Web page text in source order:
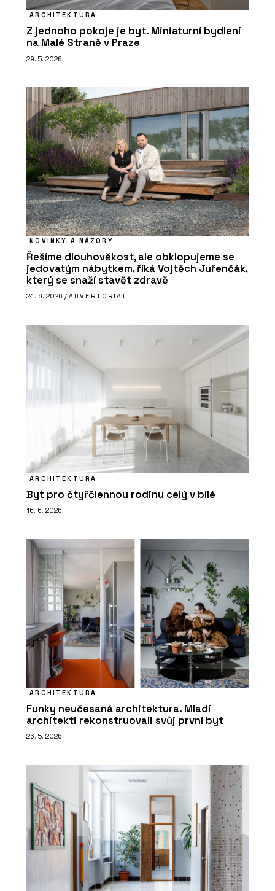
ARCHITEKTURA
Z jednoho pokoje je byt. Miniaturní bydlení
na Malé Straně v Praze
29. 5. 2026
NOVINKY A NÁZORY
Řešíme dlouhověkost, ale obklopujeme se
jedovatým nábytkem, říká Vojtěch Juřenčák,
který se snaží stavět zdravě
24. 6. 2026 / ADVERTORIAL
ARCHITEKTURA
Byt pro čtyřčlennou rodinu celý v bílé
16. 6. 2026
ARCHITEKTURA
Funky neučesaná architektura. Mladí
architekti rekonstruovali svůj první byt
26. 5. 2026